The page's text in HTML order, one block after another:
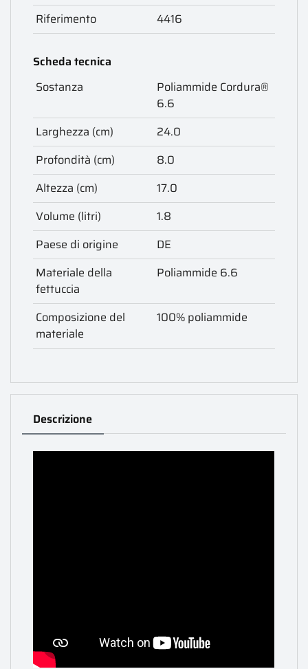
Riferimento
4416
Scheda tecnica
Sostanza
Poliammide Cordura®
6.6
Larghezza (cm)
24.0
Profondità (cm)
8.0
Altezza (cm)
17.0
Volume (litri)
1.8
Paese di origine
DE
Materiale della
fettuccia
Poliammide 6.6
Composizione del
materiale
100% poliammide
Descrizione